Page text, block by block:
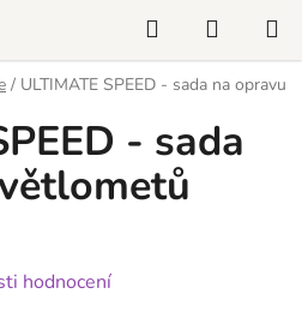
Hledat
KOŠÍK
/ ULTIMATE SPEED - sada na opravu
- sada
hodnocení